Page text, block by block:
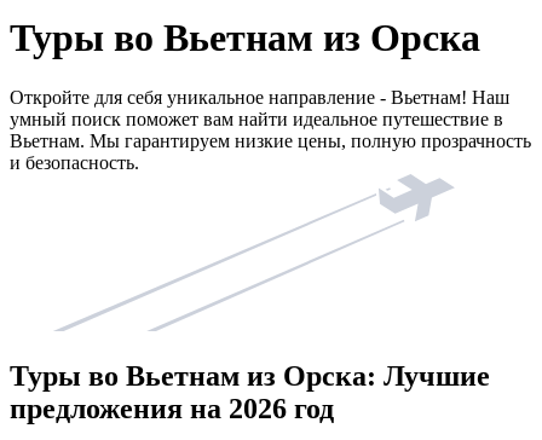
Туры во Вьетнам из Орска
Откройте для себя уникальное направление - Вьетнам! Наш
умный поиск поможет вам найти идеальное путешествие в
Вьетнам. Мы гарантируем низкие цены, полную прозрачность
и безопасность.
Туры во Вьетнам из Орска: Лучшие
предложения на 2026 год